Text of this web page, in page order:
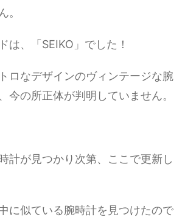
。
は、「SEIKO」でした！
ロなデザインのヴィンテージな腕
今の所正体が判明していません。
計が見つかり次第、ここで更新し
に似ている腕時計を見つけたので